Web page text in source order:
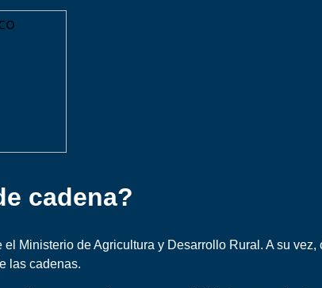
cadena?
Ministerio de Agricultura y Desarrollo Rural. A su vez,
las cadenas.